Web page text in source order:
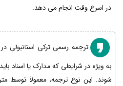
در اسرع وقت انجام می دهد.
ترجمه رسمی ترکی استانبولی
به ویژه در شرایطی که مدارک یا اسناد
شوند. این نوع ترجمه، معمولاً توسط